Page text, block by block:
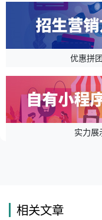
优惠拼
实力展
相关文章